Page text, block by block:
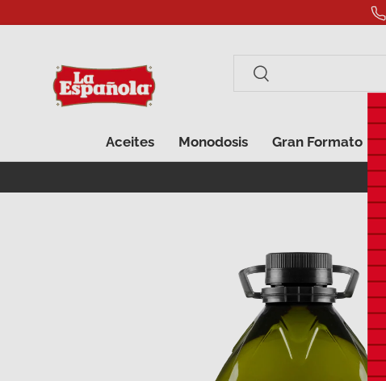
Ir al contenido
Buscar
Buscar
Aceites Monodosis Gran Formato